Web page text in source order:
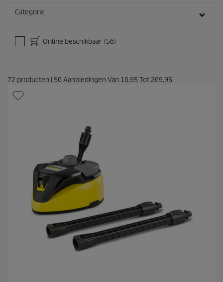
Categorie
Online beschikbaar (56)
72 producten | 56Aanbiedingen Van 16,95 Tot 269,95